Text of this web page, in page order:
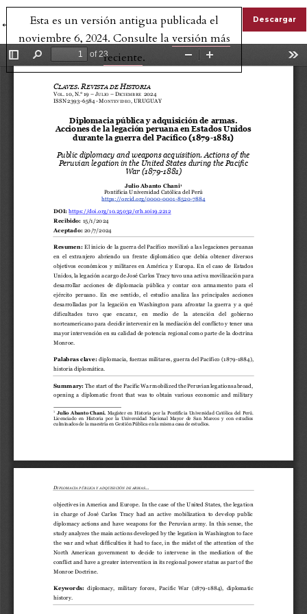
Volver a los detalles del artículo
Esta es un versión antigua publicada el
noviembre 6, 2024. Consulte la versión más
reciente.
Descargar